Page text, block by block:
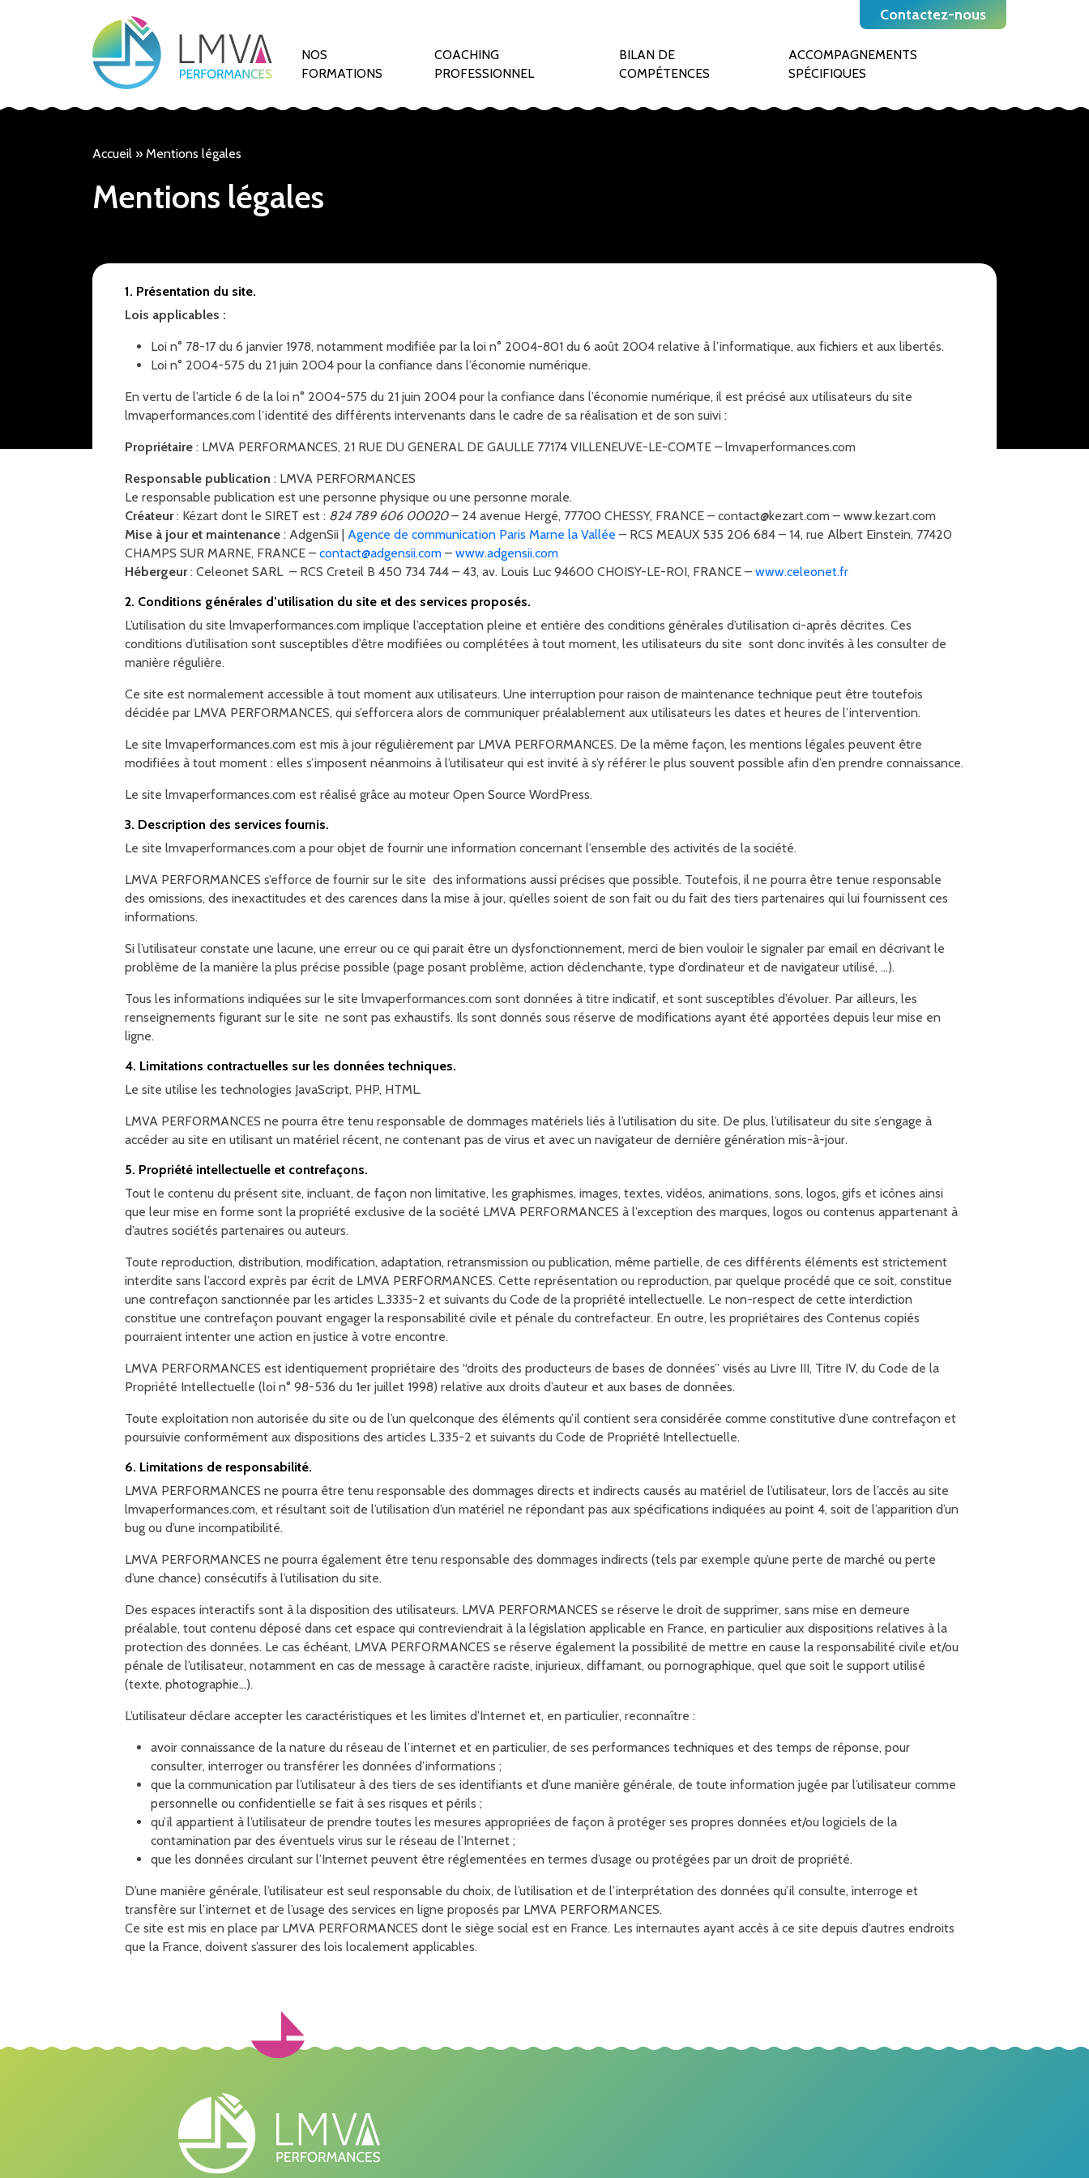
Contactez-nous
NOS
FORMATIONS
COACHING
PROFESSIONNEL
BILAN DE
COMPÉTENCES
ACCOMPAGNEMENTS
SPÉCIFIQUES
Accueil » Mentions légales
Mentions légales
1. Présentation du site.
Lois applicables :
Loi n° 78-17 du 6 janvier 1978, notamment modifiée par la loi n° 2004-801 du 6 août 2004 relative à l’informatique, aux fichiers et aux libertés.
Loi n° 2004-575 du 21 juin 2004 pour la confiance dans l’économie numérique.
En vertu de l’article 6 de la loi n° 2004-575 du 21 juin 2004 pour la confiance dans l’économie numérique, il est précisé aux utilisateurs du site
lmvaperformances.com l’identité des différents intervenants dans le cadre de sa réalisation et de son suivi :
Propriétaire : LMVA PERFORMANCES, 21 RUE DU GENERAL DE GAULLE 77174 VILLENEUVE-LE-COMTE – lmvaperformances.com
Responsable publication : LMVA PERFORMANCES
Le responsable publication est une personne physique ou une personne morale.
Créateur: Kézart dont le SIRET est : 824 789 606 00020– 24 avenue Hergé, 77700 CHESSY, FRANCE – contact@kezart.com – www.kezart.com
Mise à jour et maintenance : AdgenSii | Agence de communication Paris Marne la Vallée – RCS MEAUX 535 206 684 – 14, rue Albert Einstein, 77420
CHAMPS SUR MARNE, FRANCE – contact@adgensii.com – www.adgensii.com
Hébergeur: Celeonet SARL – RCS Creteil B 450 734 744 – 43, av. Louis Luc 94600 CHOISY-LE-ROI, FRANCE – www.celeonet.fr
2. Conditions générales d’utilisation du site et des services proposés.
L’utilisation du site lmvaperformances.com implique l’acceptation pleine et entière des conditions générales d’utilisation ci-après décrites. Ces
conditions d’utilisation sont susceptibles d’être modifiées ou complétées à tout moment, les utilisateurs du site sont donc invités à les consulter de
manière régulière.
Ce site est normalement accessible à tout moment aux utilisateurs. Une interruption pour raison de maintenance technique peut être toutefois
décidée par LMVA PERFORMANCES, qui s’efforcera alors de communiquer préalablement aux utilisateurs les dates et heures de l’intervention.
Le site lmvaperformances.com est mis à jour régulièrement par LMVA PERFORMANCES. De la même façon, les mentions légales peuvent être
modifiées à tout moment : elles s’imposent néanmoins à l’utilisateur qui est invité à s’y référer le plus souvent possible afin d’en prendre connaissance.
Le site lmvaperformances.com est réalisé grâce au moteur Open Source WordPress.
3. Description des services fournis.
Le site lmvaperformances.com a pour objet de fournir une information concernant l’ensemble des activités de la société.
LMVA PERFORMANCES s’efforce de fournir sur le site des informations aussi précises que possible. Toutefois, il ne pourra être tenue responsable
des omissions, des inexactitudes et des carences dans la mise à jour, qu’elles soient de son fait ou du fait des tiers partenaires qui lui fournissent ces
informations.
Si l’utilisateur constate une lacune, une erreur ou ce qui parait être un dysfonctionnement, merci de bien vouloir le signaler par email en décrivant le
problème de la manière la plus précise possible (page posant problème, action déclenchante, type d’ordinateur et de navigateur utilisé, …).
Tous les informations indiquées sur le site lmvaperformances.com sont données à titre indicatif, et sont susceptibles d’évoluer. Par ailleurs, les
renseignements figurant sur le site ne sont pas exhaustifs. Ils sont donnés sous réserve de modifications ayant été apportées depuis leur mise en
ligne.
4. Limitations contractuelles sur les données techniques.
Le site utilise les technologies JavaScript, PHP, HTML.
LMVA PERFORMANCES ne pourra être tenu responsable de dommages matériels liés à l’utilisation du site. De plus, l’utilisateur du site s’engage à
accéder au site en utilisant un matériel récent, ne contenant pas de virus et avec un navigateur de dernière génération mis-à-jour.
5. Propriété intellectuelle et contrefaçons.
Tout le contenu du présent site, incluant, de façon non limitative, les graphismes, images, textes, vidéos, animations, sons, logos, gifs et icônes ainsi
que leur mise en forme sont la propriété exclusive de la société LMVA PERFORMANCES à l’exception des marques, logos ou contenus appartenant à
d’autres sociétés partenaires ou auteurs.
Toute reproduction, distribution, modification, adaptation, retransmission ou publication, même partielle, de ces différents éléments est strictement
interdite sans l’accord exprès par écrit de LMVA PERFORMANCES. Cette représentation ou reproduction, par quelque procédé que ce soit, constitue
une contrefaçon sanctionnée par les articles L.3335-2 et suivants du Code de la propriété intellectuelle. Le non-respect de cette interdiction
constitue une contrefaçon pouvant engager la responsabilité civile et pénale du contrefacteur. En outre, les propriétaires des Contenus copiés
pourraient intenter une action en justice à votre encontre.
LMVA PERFORMANCES est identiquement propriétaire des “droits des producteurs de bases de données” visés au Livre III, Titre IV, du Code de la
Propriété Intellectuelle (loi n° 98-536 du 1er juillet 1998) relative aux droits d’auteur et aux bases de données.
Toute exploitation non autorisée du site ou de l’un quelconque des éléments qu’il contient sera considérée comme constitutive d’une contrefaçon et
poursuivie conformément aux dispositions des articles L.335-2 et suivants du Code de Propriété Intellectuelle.
6. Limitations de responsabilité.
LMVA PERFORMANCES ne pourra être tenu responsable des dommages directs et indirects causés au matériel de l’utilisateur, lors de l’accès au site
lmvaperformances.com, et résultant soit de l’utilisation d’un matériel ne répondant pas aux spécifications indiquées au point 4, soit de l’apparition d’un
bug ou d’une incompatibilité.
LMVA PERFORMANCES ne pourra également être tenu responsable des dommages indirects (tels par exemple qu’une perte de marché ou perte
d’une chance) consécutifs à l’utilisation du site.
Des espaces interactifs sont à la disposition des utilisateurs. LMVA PERFORMANCES se réserve le droit de supprimer, sans mise en demeure
préalable, tout contenu déposé dans cet espace qui contreviendrait à la législation applicable en France, en particulier aux dispositions relatives à la
protection des données. Le cas échéant, LMVA PERFORMANCES se réserve également la possibilité de mettre en cause la responsabilité civile et/ou
pénale de l’utilisateur, notamment en cas de message à caractère raciste, injurieux, diffamant, ou pornographique, quel que soit le support utilisé
(texte, photographie…).
L’utilisateur déclare accepter les caractéristiques et les limites d’Internet et, en particulier, reconnaître :
avoir connaissance de la nature du réseau de l’internet et en particulier, de ses performances techniques et des temps de réponse, pour
consulter, interroger ou transférer les données d’informations ;
que la communication par l’utilisateur à des tiers de ses identifiants et d’une manière générale, de toute information jugée par l’utilisateur comme
personnelle ou confidentielle se fait à ses risques et périls ;
qu’il appartient à l’utilisateur de prendre toutes les mesures appropriées de façon à protéger ses propres données et/ou logiciels de la
contamination par des éventuels virus sur le réseau de l’Internet ;
que les données circulant sur l’Internet peuvent être réglementées en termes d’usage ou protégées par un droit de propriété.
D’une manière générale, l’utilisateur est seul responsable du choix, de l’utilisation et de l’interprétation des données qu’il consulte, interroge et
transfère sur l’internet et de l’usage des services en ligne proposés par LMVA PERFORMANCES.
Ce site est mis en place par LMVA PERFORMANCES dont le siège social est en France. Les internautes ayant accès à ce site depuis d’autres endroits
que la France, doivent s’assurer des lois localement applicables.